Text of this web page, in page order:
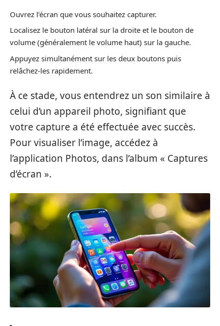
Ouvrez l’écran que vous souhaitez capturer.
Localisez le bouton latéral sur la droite et le bouton de
volume (généralement le volume haut) sur la gauche.
Appuyez simultanément sur les deux boutons puis
relâchez-les rapidement.
À ce stade, vous entendrez un son similaire à
celui d’un appareil photo, signifiant que
votre capture a été effectuée avec succès.
Pour visualiser l’image, accédez à
l’application Photos, dans l’album « Captures
d’écran ».